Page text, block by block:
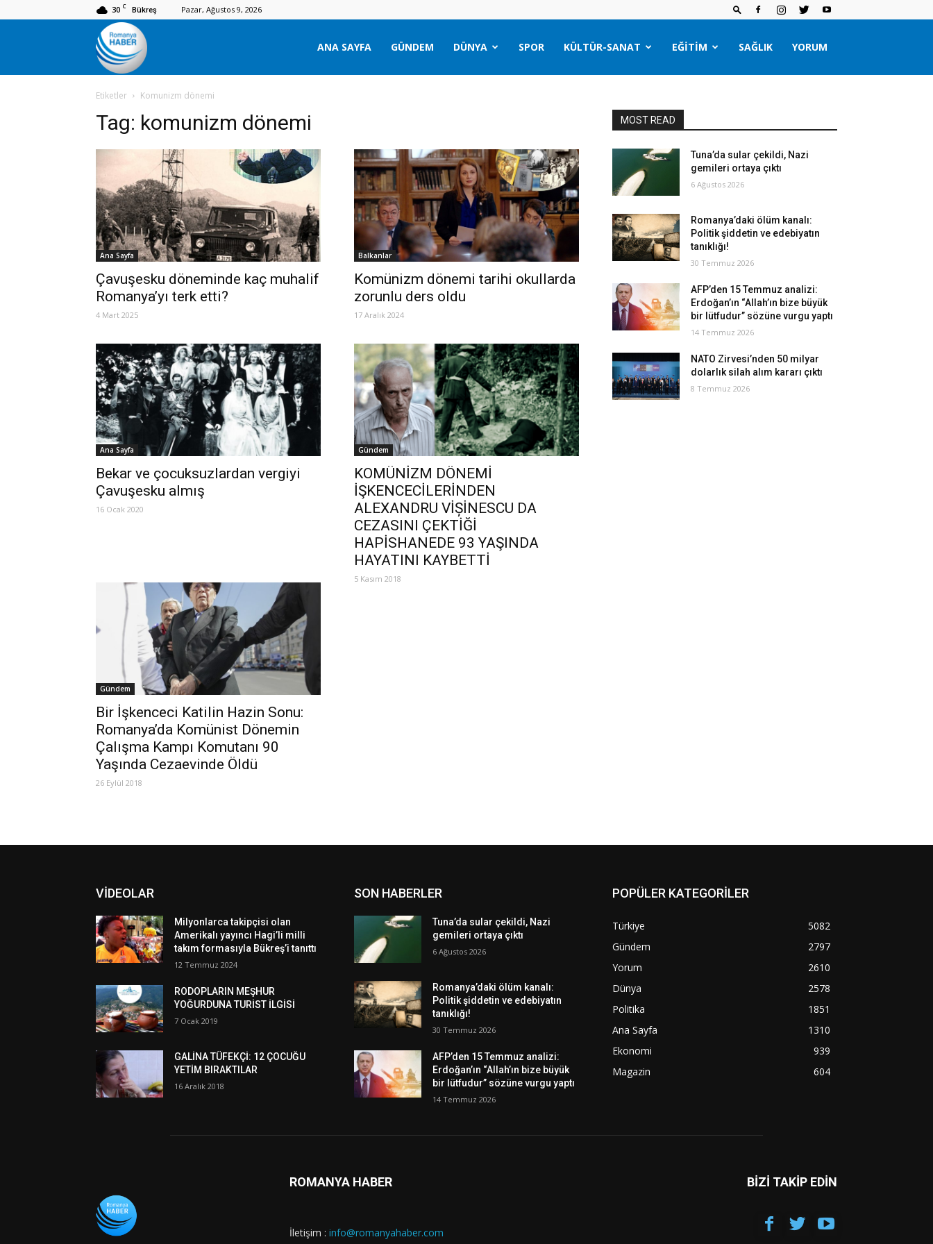
30 C Bükreş Pazar, Ağustos 9, 2026
Romanya
Haber
ANA SAYFA GÜNDEM DÜNYA SPOR KÜLTÜR-SANAT EĞITIM SAĞLIK YORUM
Etiketler Komunizm dönemi
Tag: komunizm dönemi
Ana Sayfa
Çavuşesku döneminde kaç muhalif
Romanya’yı terk etti?
4 Mart 2025
Balkanlar
Komünizm dönemi tarihi okullarda
zorunlu ders oldu
17 Aralık 2024
Ana Sayfa
Bekar ve çocuksuzlardan vergiyi
Çavuşesku almış
16 Ocak 2020
Gündem
KOMÜNİZM DÖNEMİ
İŞKENCECİLERİNDEN
ALEXANDRU VİȘİNESCU DA
CEZASINI ÇEKTİĞİ
HAPİSHANEDE 93 YAŞINDA
HAYATINI KAYBETTİ
5 Kasım 2018
Gündem
Bir İşkenceci Katilin Hazin Sonu:
Romanya’da Komünist Dönemin
Çalışma Kampı Komutanı 90
Yaşında Cezaevinde Öldü
26 Eylül 2018
MOST READ
Tuna’da sular çekildi, Nazi
gemileri ortaya çıktı
6 Ağustos 2026
Romanya’daki ölüm kanalı:
Politik şiddetin ve edebiyatın
tanıklığı!
30 Temmuz 2026
AFP’den 15 Temmuz analizi:
Erdoğan’ın “Allah’ın bize büyük
bir lütfudur” sözüne vurgu yaptı
14 Temmuz 2026
NATO Zirvesi’nden 50 milyar
dolarlık silah alım kararı çıktı
8 Temmuz 2026
VİDEOLAR
Milyonlarca takipçisi olan
Amerikalı yayıncı Hagi’li milli
takım formasıyla Bükreş’i tanıttı
12 Temmuz 2024
RODOPLARIN MEŞHUR
YOĞURDUNA TURİST İLGİSİ
7 Ocak 2019
GALİNA TÜFEKÇİ: 12 ÇOCUĞU
YETİM BIRAKTILAR
16 Aralık 2018
SON HABERLER
Tuna’da sular çekildi, Nazi
gemileri ortaya çıktı
6 Ağustos 2026
Romanya’daki ölüm kanalı:
Politik şiddetin ve edebiyatın
tanıklığı!
30 Temmuz 2026
AFP’den 15 Temmuz analizi:
Erdoğan’ın “Allah’ın bize büyük
bir lütfudur” sözüne vurgu yaptı
14 Temmuz 2026
POPÜLER KATEGORİLER
Türkiye
5082
Gündem
2797
Yorum
2610
Dünya
2578
Politika
1851
Ana Sayfa
1310
Ekonomi
939
Magazin
604
ROMANYA HABER
İletişim : info@romanyahaber.com
BİZİ TAKİP EDİN